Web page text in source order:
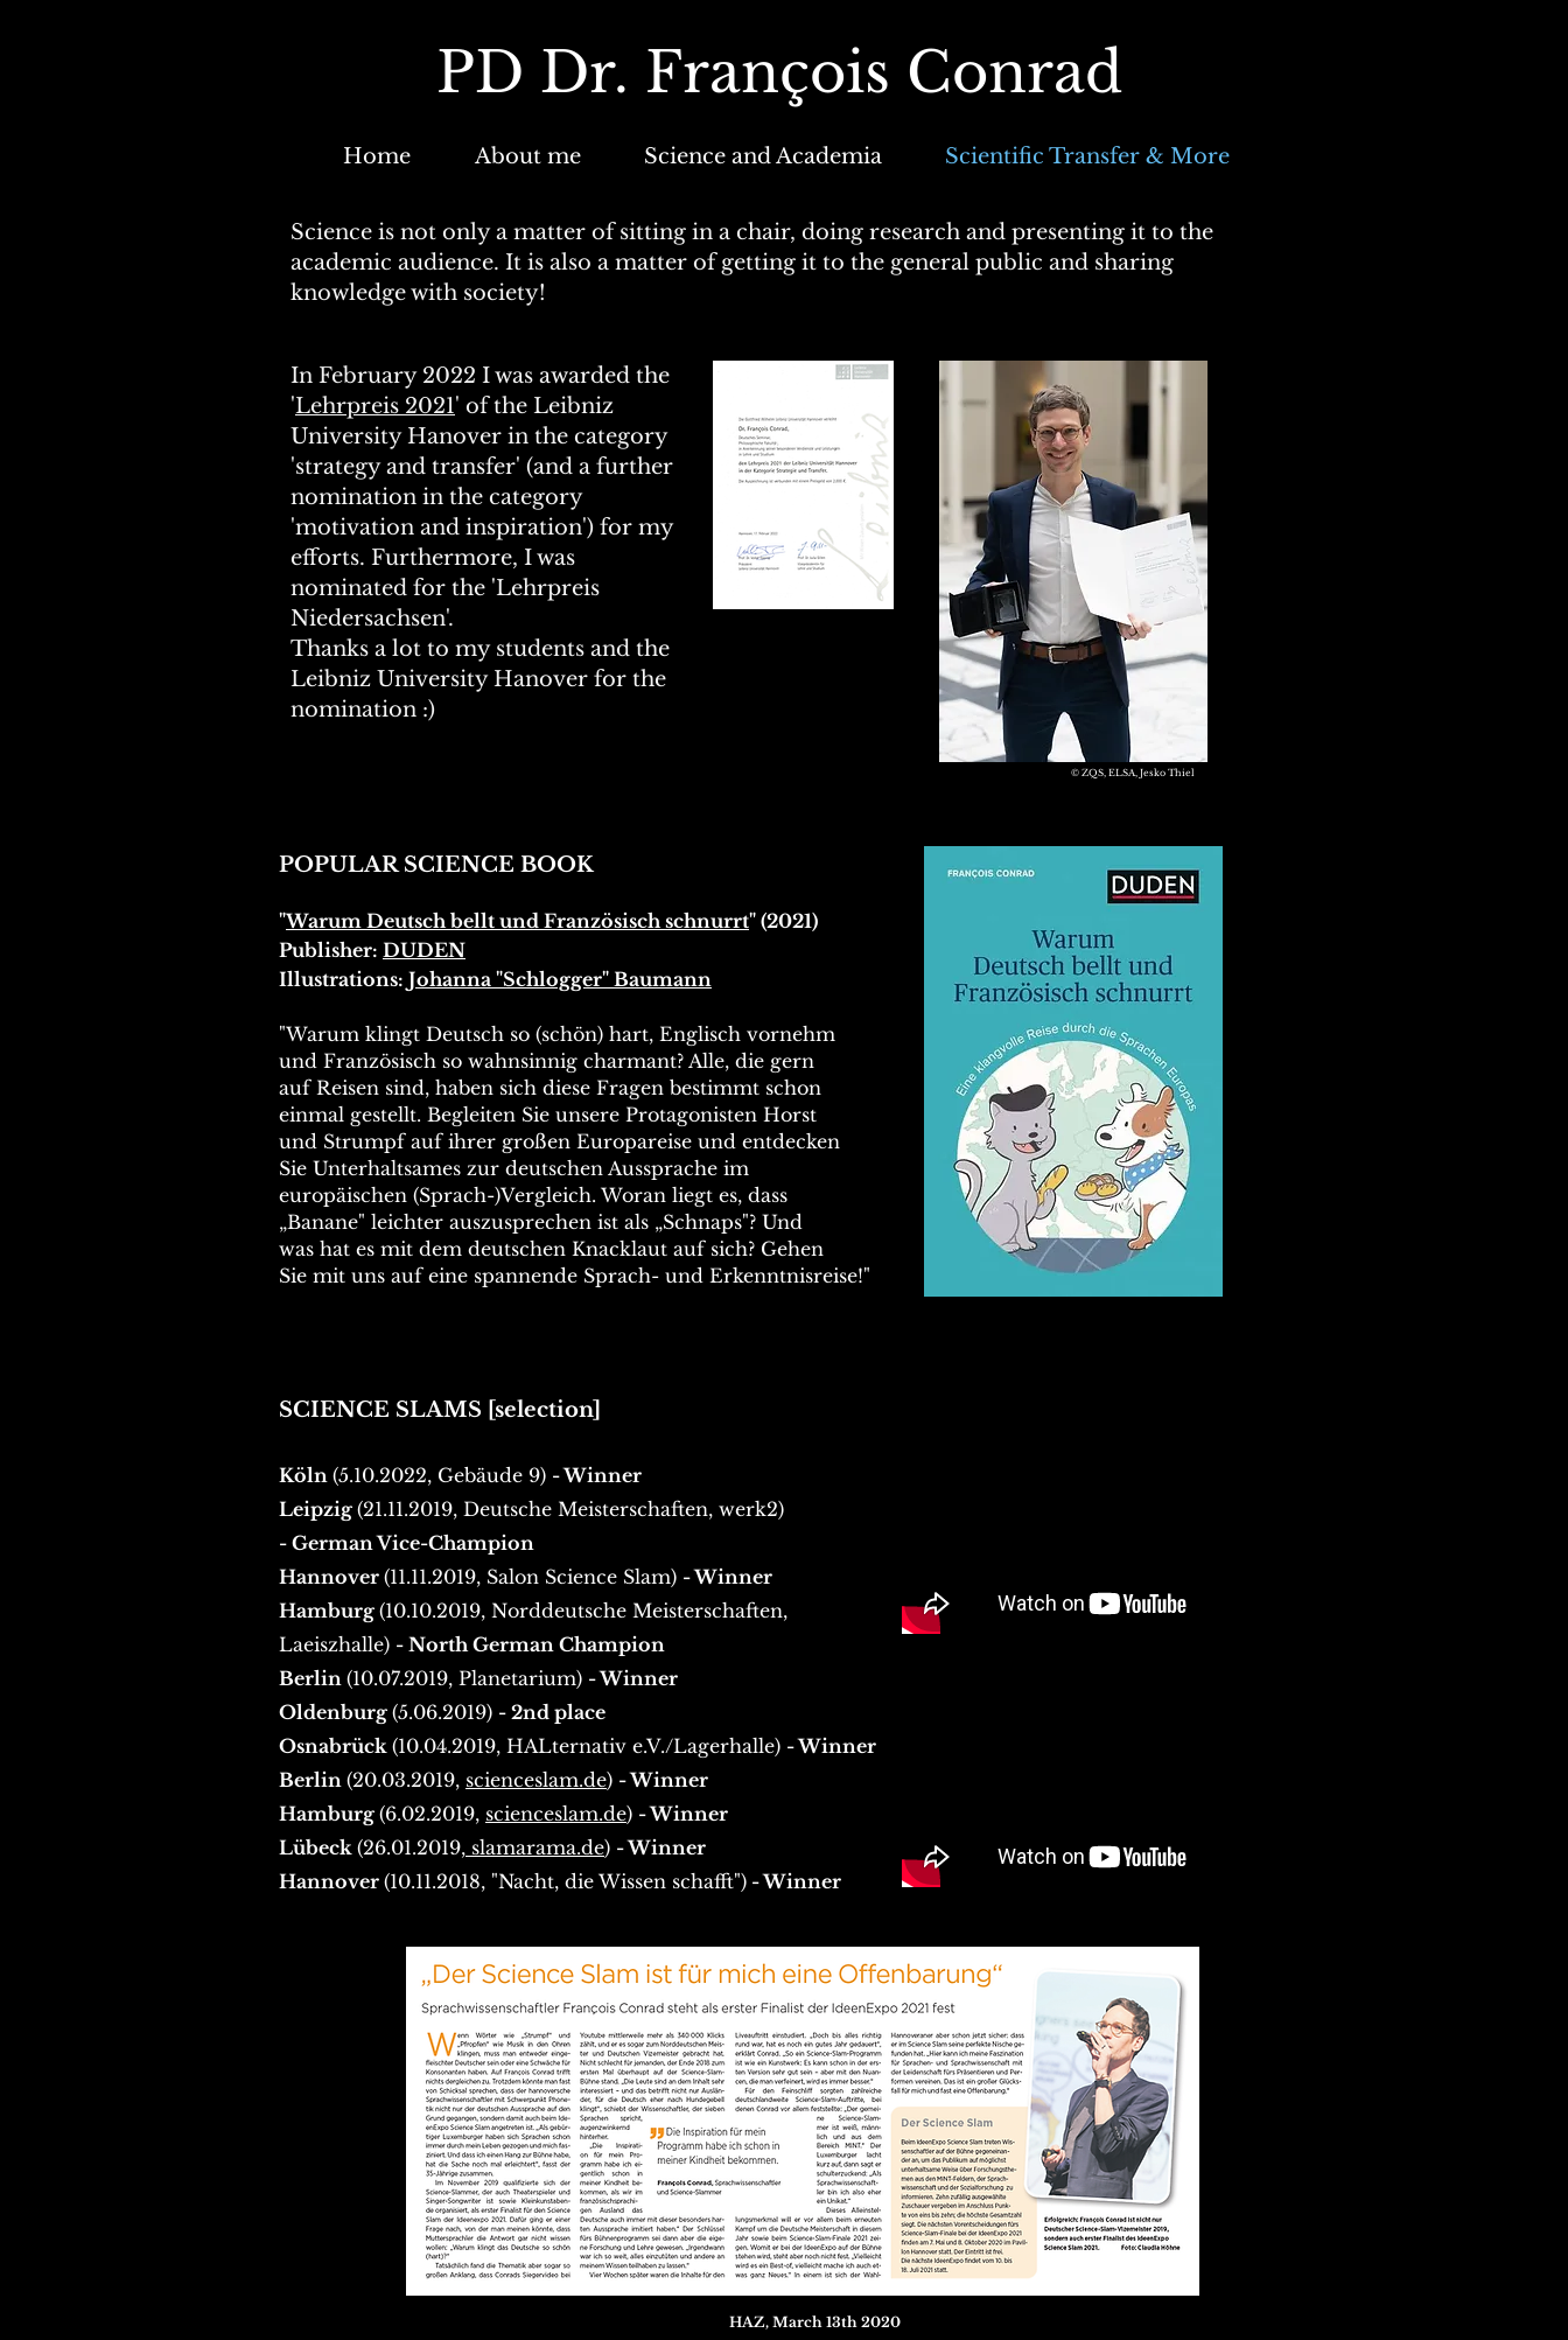
PD Dr. François Conrad
Home About me Science and Academia Scientific Transfer & More
Science is not only a matter of sitting in a chair, doing research and presenting it to the
academic audience. It is also a matter of getting it to the general public and sharing
knowledge with society!
In February 2022 I was awarded the
'Lehrpreis 2021' of the Leibniz
University Hanover in the category
'strategy and transfer' (and a further
nomination in the category
'motivation and inspiration') for my
efforts. Furthermore, I was
nominated for the 'Lehrpreis
Niedersachsen'.
Thanks a lot to my students and the
Leibniz University Hanover for the
nomination :)
© ZQS, ELSA, Jesko Thiel
POPULAR SCIENCE BOOK
"Warum Deutsch bellt und Französisch schnurrt" (2021)
Publisher: DUDEN
Illustrations: Johanna "Schlogger" Baumann
"Warum klingt Deutsch so (schön) hart, Englisch vornehm
und Französisch so wahnsinnig charmant? Alle, die gern
auf Reisen sind, haben sich diese Fragen bestimmt schon
einmal gestellt. Begleiten Sie unsere Protagonisten Horst
und Strumpf auf ihrer großen Europareise und entdecken
Sie Unterhaltsames zur deutschen Aussprache im
europäischen (Sprach-)Vergleich. Woran liegt es, dass
„Banane" leichter auszusprechen ist als „Schnaps"? Und
was hat es mit dem deutschen Knacklaut auf sich? Gehen
Sie mit uns auf eine spannende Sprach- und Erkenntnisreise!"
SCIENCE SLAMS [selection]
Köln (5.10.2022, Gebäude 9) - Winner
Leipzig (21.11.2019, Deutsche Meisterschaften, werk2)
- German Vice-Champion
Hannover (11.11.2019, Salon Science Slam) - Winner
Hamburg (10.10.2019, Norddeutsche Meisterschaften,
Laeiszhalle) - North German Champion
Berlin (10.07.2019, Planetarium) - Winner
Oldenburg (5.06.2019) - 2nd place
Osnabrück (10.04.2019, HALternativ e.V./Lagerhalle) - Winner
Berlin (20.03.2019, scienceslam.de) - Winner
Hamburg (6.02.2019, scienceslam.de) - Winner
Lübeck (26.01.2019, slamarama.de) - Winner
Hannover (10.11.2018, "Nacht, die Wissen schafft") - Winner
HAZ, March 13th 2020